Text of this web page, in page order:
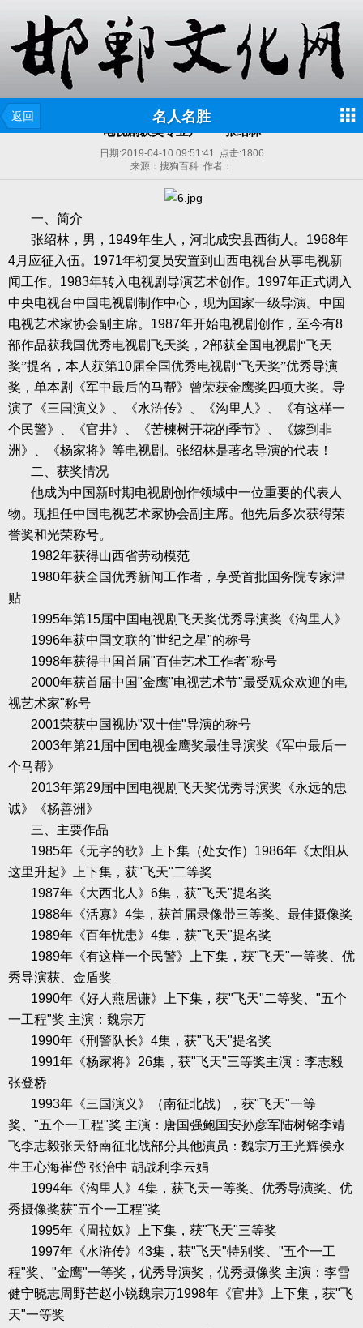
返回 名人名胜
电视剧获奖专业户——张绍林
日期:2019-04-10 09:51:41 点击:1806
来源：搜狗百科 作者：
一、简介
张绍林，男， 1949年生人，河北成安县西街人。 1968年
4月应征入伍。 1971年初复员安置到山西电视台从事电视新
闻工作。 1983年转入电视剧导演艺术创作。 1997年正式调入
中央电视台中国电视剧制作中心，现为国家一级导演。中国
电视艺术家协会副主席。 1987年开始电视剧创作，至今有8
部作品获我国优秀电视剧飞天奖， 2部获全国电视剧“飞天
奖”提名，本人获第10届全国优秀电视剧“飞天奖”优秀导演
奖，单本剧《军中最后的马帮》曾荣获金鹰奖四项大奖。导
演了《三国演义》、《水浒传》、《沟里人》、《有这样一
个民警》、《官井》、《苦楝树开花的季节》、《嫁到非
洲》、《杨家将》等电视剧。张绍林是著名导演的代表！
二、获奖情况
他成为中国新时期电视剧创作领域中一位重要的代表人
物。现担任中国电视艺术家协会副主席。他先后多次获得荣
誉奖和光荣称号。
1982年获得山西省劳动模范
1980年获全国优秀新闻工作者，享受首批国务院专家津
贴
1995年第15届中国电视剧飞天奖优秀导演奖《沟里人》
1996年获中国文联的"世纪之星"的称号
1998年获得中国首届"百佳艺术工作者"称号
2000年获首届中国"金鹰"电视艺术节"最受观众欢迎的电
视艺术家"称号
2001荣获中国视协"双十佳"导演的称号
2003年第21届中国电视金鹰奖最佳导演奖《军中最后一
个马帮》
2013年第29届中国电视剧飞天奖优秀导演奖《永远的忠
诚》《杨善洲》
三、主要作品
1985年《无字的歌》上下集（处女作） 1986年《太阳从
这里升起》上下集，获"飞天"二等奖
1987年《大西北人》 6集，获"飞天"提名奖
1988年《活寡》 4集，获首届录像带三等奖、最佳摄像奖
1989年《百年忧患》 4集，获"飞天"提名奖
1989年《有这样一个民警》上下集，获"飞天"一等奖、优
秀导演获、金盾奖
1990年《好人燕居谦》上下集，获"飞天"二等奖、 "五个
一工程"奖 主演：魏宗万
1990年《刑警队长》 4集，获"飞天"提名奖
1991年《杨家将》 26集，获"飞天"三等奖主演：李志毅
张登桥
1993年《三国演义》（南征北战），获"飞天"一等
奖、 "五个一工程"奖 主演：唐国强鲍国安孙彦军陆树铭李靖
飞李志毅张天舒南征北战部分其他演员：魏宗万王光辉侯永
生王心海崔岱 张治中 胡战利李云娟
1994年《沟里人》 4集，获飞天一等奖、优秀导演奖、优
秀摄像奖获"五个一工程"奖
1995年《周拉奴》上下集，获"飞天"三等奖
1997年《水浒传》 43集，获"飞天"特别奖、 "五个一工
程"奖、 "金鹰"一等奖，优秀导演奖，优秀摄像奖 主演：李雪
健宁晓志周野芒赵小锐魏宗万1998年《官井》上下集，获"飞
天"一等奖